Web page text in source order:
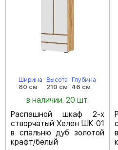
Ширина
80 см
Высота
210 см
Глубина
46 см
в наличии: 20 шт.
Распашной шкаф 2-х
створчатый Хелен ШК 01
в спальню дуб золотой
крафт/белый